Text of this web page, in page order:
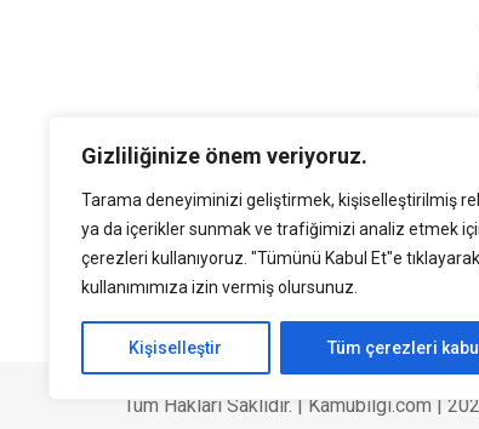
Gizliliğinize önem veriyoruz.
Tarama deneyiminizi geliştirmek, kişiselleştirilmiş
ya da içerikler sunmak ve trafiğimizi analiz etmek
çerezleri kullanıyoruz. "Tümünü Kabul Et"e
kullanımımıza izin vermiş olursunuz.
Kişiselleştir Tüm çerezleri
Tüm Hakları Saklıdır. | Kamubilgi.com |